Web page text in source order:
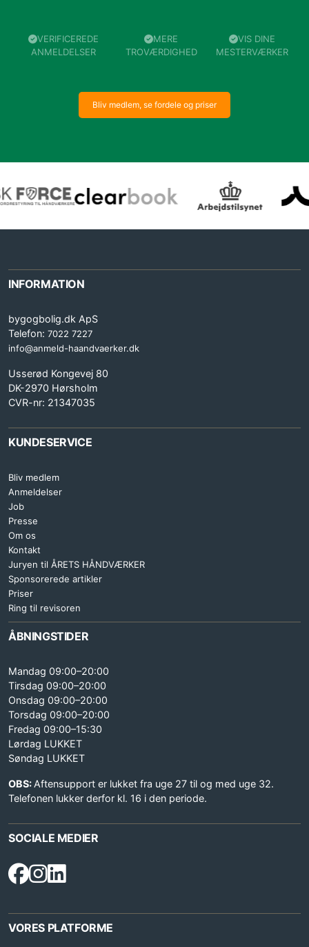
VERIFICEREDE
ANMELDELSER
MERE
TROVÆRDIGHED
VIS DINE
MESTERVÆRKER
Bliv medlem, se fordele og priser
INFORMATION
bygogbolig.dk ApS
Telefon: 7022 7227
info@anmeld-haandvaerker.dk
Usserød Kongevej 80
DK-2970 Hørsholm
CVR-nr: 21347035
KUNDESERVICE
Bliv medlem
Anmeldelser
Job
Presse
Om os
Kontakt
Juryen til ÅRETS HÅNDVÆRKER
Sponsorerede artikler
Priser
Ring til revisoren
ÅBNINGSTIDER
Mandag 09:00–20:00
Tirsdag 09:00–20:00
Onsdag 09:00–20:00
Torsdag 09:00–20:00
Fredag 09:00–15:30
Lørdag LUKKET
Søndag LUKKET
OBS: Aftensupport er lukket fra uge 27 til og med uge 32.
Telefonen lukker derfor kl. 16 i den periode.
SOCIALE MEDIER
VORES PLATFORME